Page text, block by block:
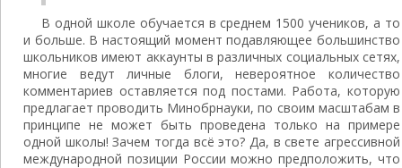
В одной школе обучается в среднем 1500 учеников, а то
и больше. В настоящий момент подавляющее большинство
школьников имеют аккаунты в различных социальных сетях,
многие ведут личные блоги, невероятное количество
комментариев оставляется под постами. Работа, которую
предлагает проводить Минобрнауки, по своим масштабам в
принципе не может быть проведена только на примере
одной школы! Зачем тогда всё это? Да, в свете агрессивной
международной позиции России можно предположить, что